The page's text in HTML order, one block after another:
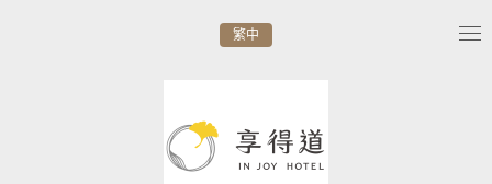
繁中